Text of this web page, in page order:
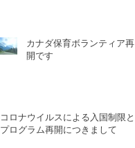
カナダ保育ボランティア再
開です
コロナウイルスによる入国制限と
プログラム再開につきまして